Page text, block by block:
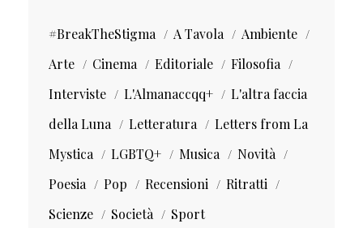
#BreakTheStigma A Tavola
Ambiente
Arte
Cinema Editoriale
Filosofia
Interviste
L'Almanaccqq+
L'altra faccia
della Luna
Letteratura
Letters from La
Mystica
LGBTQ+ Musica
Novità
Poesia
Pop Recensioni
Ritratti
Scienze
Società Sport